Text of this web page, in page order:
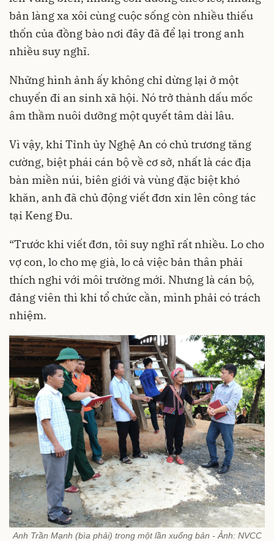
bản làng xa xôi cùng cuộc sống còn nhiều thiếu
thốn của đồng bào nơi đây đã để lại trong anh
nhiều suy nghĩ.
Những hình ảnh ấy không chỉ dừng lại ở một
chuyến đi an sinh xã hội. Nó trở thành dấu mốc
âm thầm nuôi dưỡng một quyết tâm dài lâu.
Vì vậy, khi Tỉnh ủy Nghệ An có chủ trương tăng
cường, biệt phái cán bộ về cơ sở, nhất là các địa
bàn miền núi, biên giới và vùng đặc biệt khó
khăn, anh đã chủ động viết đơn xin lên công tác
tại Keng Đu.
“Trước khi viết đơn, tôi suy nghĩ rất nhiều. Lo cho
vợ con, lo cho mẹ già, lo cả việc bản thân phải
thích nghi với môi trường mới. Nhưng là cán bộ,
đảng viên thì khi tổ chức cần, mình phải có trách
nhiệm.
Anh Trần Mạnh (bìa phải) trong một lần xuống bản - Ảnh: NVCC